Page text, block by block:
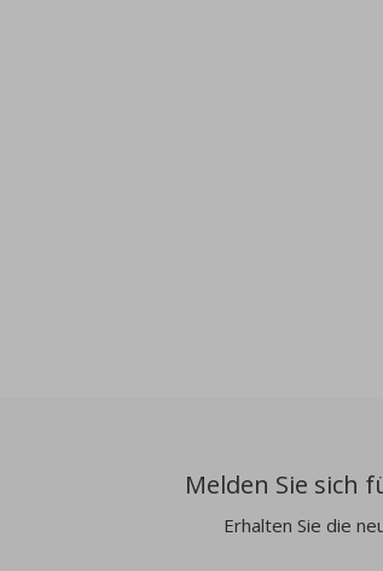
Melden Sie sich
Erhalten Sie die